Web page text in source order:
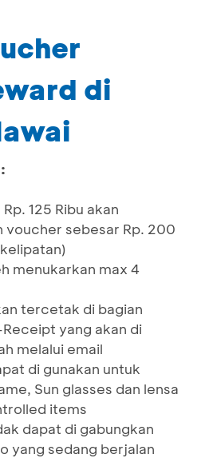
di
125 Ribu akan
voucher sebesar Rp. 200
menukarkan max 4
tercetak di bagian
yang akan di
melalui email
di gunakan untuk
Sun glasses dan lensa
items
dapat di gabungkan
yang sedang berjalan